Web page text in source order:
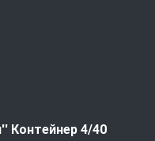
Контейнер 4/40